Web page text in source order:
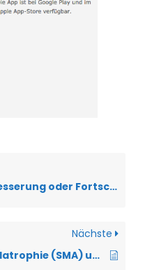
des Krankheitsverlaufs?
Nächste
Was ist eine Spinale Muskelatrophie (SMA) und wie unterscheidet sie sich von der ALS?